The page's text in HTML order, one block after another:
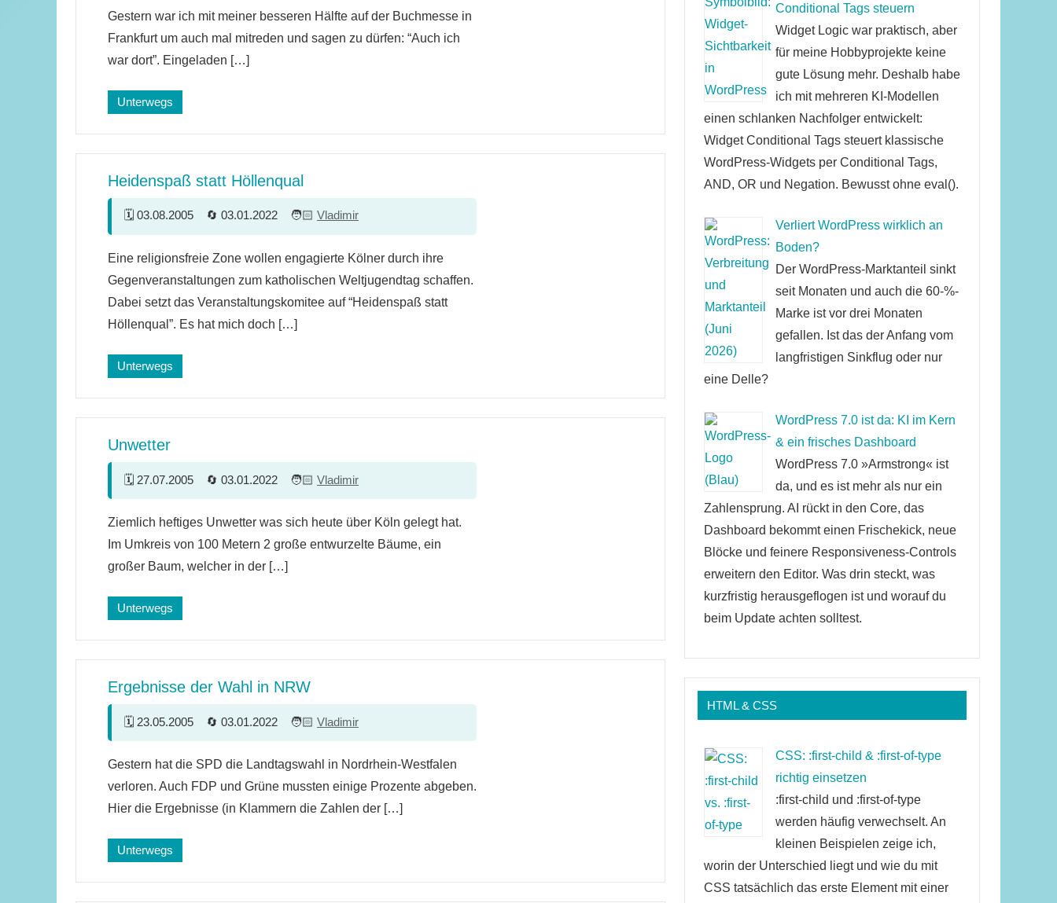
Kommentare
Gestern war ich mit meiner besseren Hälfte auf der Buchmesse in
Frankfurt um auch mal mitreden und sagen zu dürfen: “Auch ich
war dort”. Eingeladen […]
Unterwegs
Heidenspaß statt Höllenqual
03.08.2005 03.01.2022 Vladimir
Kommentare
Eine religionsfreie Zone wollen engagierte Kölner durch ihre
Gegenveranstaltungen zum katholischen Weltjugendtag schaffen.
Dabei setzt das Veranstaltungskomitee auf “Heidenspaß statt
Höllenqual”. Es hat mich doch […]
Unterwegs
Unwetter
27.07.2005 03.01.2022 Vladimir
Kommentar
Ziemlich heftiges Unwetter was sich heute über Köln gelegt hat.
Im Umkreis von 100 Metern 2 große entwurzelte Bäume, ein
großer Baum, welcher in der […]
Unterwegs
Ergebnisse der Wahl in NRW
23.05.2005 03.01.2022 Vladimir
Kommentar
Gestern hat die SPD die Landtagswahl in Nordrhein-Westfalen
verloren. Auch FDP und Grüne mussten einige Prozente abgeben.
Hier die Ergebnisse (in Klammern die Zahlen der […]
Unterwegs
Conditional Tags steuern
Widget Logic war praktisch, aber
für meine Hobbyprojekte keine
gute Lösung mehr. Deshalb habe
ich mit mehreren KI-Modellen
einen schlanken Nachfolger entwickelt:
Widget Conditional Tags steuert klassische
WordPress-Widgets per Conditional Tags,
AND, OR und Negation. Bewusst ohne eval().
Verliert WordPress wirklich an
Boden?
Der WordPress-Marktanteil sinkt
seit Monaten und auch die 60-%-
Marke ist vor drei Monaten
gefallen. Ist das der Anfang vom
langfristigen Sinkflug oder nur
eine Delle?
WordPress 7.0 ist da: KI im Kern
& ein frisches Dashboard
WordPress 7.0 »Armstrong« ist
da, und es ist mehr als nur ein
Zahlensprung. AI rückt in den Core, das
Dashboard bekommt einen Frischekick, neue
Blöcke und feinere Responsiveness-Controls
erweitern den Editor. Was drin steckt, was
kurzfristig herausgeflogen ist und worauf du
beim Update achten solltest.
HTML & CSS
CSS: :first-child & :first-of-type
richtig einsetzen
:first-child und :first-of-type
werden häufig verwechselt. An
kleinen Beispielen zeige ich,
worin der Unterschied liegt und wie du mit
CSS tatsächlich das erste Element mit einer